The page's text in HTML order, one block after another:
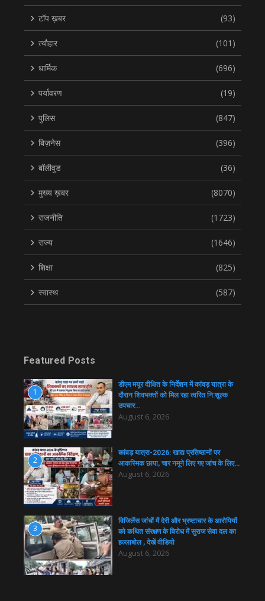
टॉप ख़बर (93)
त्यौहार (101)
धार्मिक (696)
पर्यावरण (19)
पुलिस (847)
बिज़नेस (396)
बॉलीवुड (36)
मुख्य ख़बर (8070)
राजनीति (1723)
राज्य (1646)
शिक्षा (825)
स्वास्थ (587)
Featured Posts
1
डीएम मयूर दीक्षित के निर्देशन में कांवड़ यात्रा के
दौरान शिवभक्तों को मिल रहा त्वरित नि:शुल्क
उपचार…
August 6, 2026
2
कांवड़ यात्रा-2026: खाद्य प्रतिष्ठानों पर
आकस्मिक छापा, चार नमूने लिए गए जांच के लिए…
August 6, 2026
3
विजिलेंस जांचों में देरी और भ्रष्टाचार के आरोपियों
को कथित संरक्षण के विरोध में सुराज सेवा दल का
हल्लाबोल , देखें वीडियो
August 6, 2026